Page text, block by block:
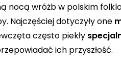
nocą wróżb w polskim
Najczęściej dotyczyły one
często piekły
ich przyszłość.